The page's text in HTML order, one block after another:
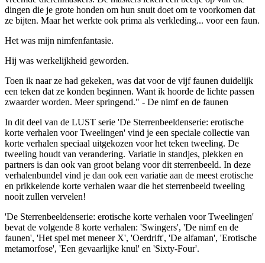
dingen die je grote honden om hun snuit doet om te voorkomen dat
ze bijten. Maar het werkte ook prima als verkleding... voor een faun.
Het was mijn nimfenfantasie.
Hij was werkelijkheid geworden.
Toen ik naar ze had gekeken, was dat voor de vijf faunen duidelijk
een teken dat ze konden beginnen. Want ik hoorde de lichte passen
zwaarder worden. Meer springend." - De nimf en de faunen
In dit deel van de LUST serie 'De Sterrenbeeldenserie: erotische
korte verhalen voor Tweelingen' vind je een speciale collectie van
korte verhalen speciaal uitgekozen voor het teken tweeling. De
tweeling houdt van verandering. Variatie in standjes, plekken en
partners is dan ook van groot belang voor dit sterrenbeeld. In deze
verhalenbundel vind je dan ook een variatie aan de meest erotische
en prikkelende korte verhalen waar die het sterrenbeeld tweeling
nooit zullen vervelen!
'De Sterrenbeeldenserie: erotische korte verhalen voor Tweelingen'
bevat de volgende 8 korte verhalen: 'Swingers', 'De nimf en de
faunen', 'Het spel met meneer X', 'Oerdrift', 'De alfaman', 'Erotische
metamorfose', 'Een gevaarlijke knul' en 'Sixty-Four'.